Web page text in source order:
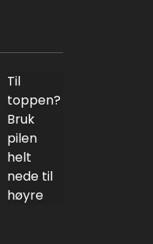
Til
toppen?
Bruk
pilen
helt
nede til
høyre